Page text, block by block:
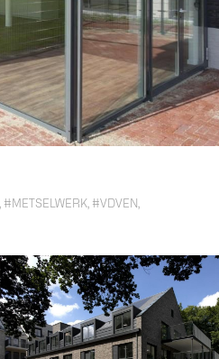
#METSELWERK #VDVEN